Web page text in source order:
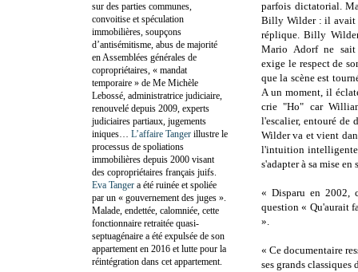
parfois dictatorial.
Billy Wilder : il avait
réplique. Billy
Mario Adorf ne
exige le respect de
que la scène est
A un moment, il
crie "Ho" car
l'escalier, entouré de
Wilder va et vient
l'intuition
s'adapter à sa mise en
« Disparu en 2002,
question « Qu'aurait
».
« Ce documentaire
ses grands
sur des parties communes,
convoitise et spéculation
immobilières, soupçons
d’antisémitisme, abus de majorité
en Assemblées générales de
copropriétaires, « mandat
temporaire » de Me Michèle
Lebossé, administratrice judiciaire,
renouvelé depuis 2009, experts
judiciaires partiaux, jugements
iniques… L’affaire Tanger illustre le
processus de spoliations
immobilières depuis 2000 visant
des copropriétaires français juifs.
Eva Tanger a été ruinée et spoliée
par un « gouvernement des juges ».
Malade, endettée, calomniée, cette
fonctionnaire retraitée quasi-
septuagénaire a été expulsée de son
appartement en 2016 et lutte pour la
réintégration dans cet appartement.